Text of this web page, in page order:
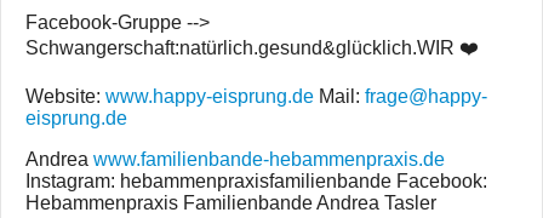
Facebook-Gruppe -->
Schwangerschaft:natürlich.gesund&glücklich.WIR ❤️
Website: www.happy-eisprung.de Mail: frage@happy-
eisprung.de
Andrea www.familienbande-hebammenpraxis.de
Instagram: hebammenpraxisfamilienbande Facebook:
Hebammenpraxis Familienbande Andrea Tasler